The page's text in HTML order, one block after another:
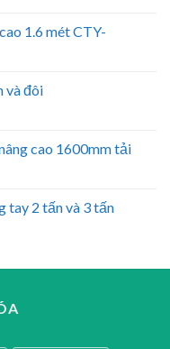
1.6 mét CTY-
và đôi
cao 1600mm tải
tay 2 tấn và 3 tấn